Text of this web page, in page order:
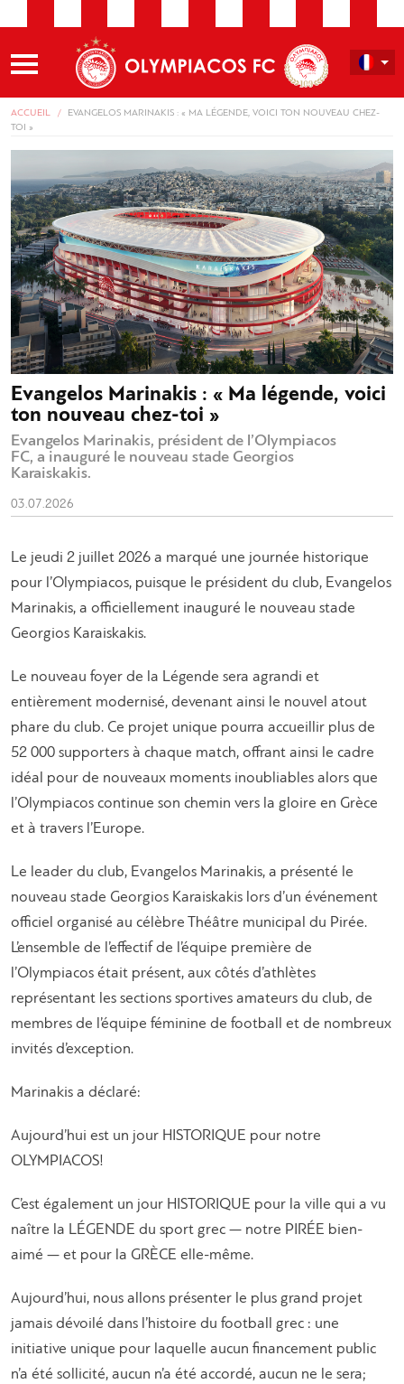
ACCUEIL
EVANGELOS MARINAKIS : « MA LÉGENDE, VOICI TON NOUVEAU CHEZ-
TOI »
Evangelos Marinakis : « Ma légende, voici
ton nouveau chez-toi »
Evangelos Marinakis, président de l’Olympiacos
FC, a inauguré le nouveau stade Georgios
Karaiskakis.
03.07.2026
Le jeudi 2 juillet 2026 a marqué une journée historique
pour l’Olympiacos, puisque le président du club, Evangelos
Marinakis, a officiellement inauguré le nouveau stade
Georgios Karaiskakis.
Le nouveau foyer de la Légende sera agrandi et
entièrement modernisé, devenant ainsi le nouvel atout
phare du club. Ce projet unique pourra accueillir plus de
52 000 supporters à chaque match, offrant ainsi le cadre
idéal pour de nouveaux moments inoubliables alors que
l’Olympiacos continue son chemin vers la gloire en Grèce
et à travers l’Europe.
Le leader du club, Evangelos Marinakis, a présenté le
nouveau stade Georgios Karaiskakis lors d’un événement
officiel organisé au célèbre Théâtre municipal du Pirée.
L’ensemble de l’effectif de l’équipe première de
l’Olympiacos était présent, aux côtés d’athlètes
représentant les sections sportives amateurs du club, de
membres de l’équipe féminine de football et de nombreux
invités d’exception.
Marinakis a déclaré:
Aujourd’hui est un jour HISTORIQUE pour notre
OLYMPIACOS!
C’est également un jour HISTORIQUE pour la ville qui a vu
naître la LÉGENDE du sport grec — notre PIRÉE bien-
aimé — et pour la GRÈCE elle-même.
Aujourd’hui, nous allons présenter le plus grand projet
jamais dévoilé dans l’histoire du football grec : une
initiative unique pour laquelle aucun financement public
n’a été sollicité, aucun n’a été accordé, aucun ne le sera;